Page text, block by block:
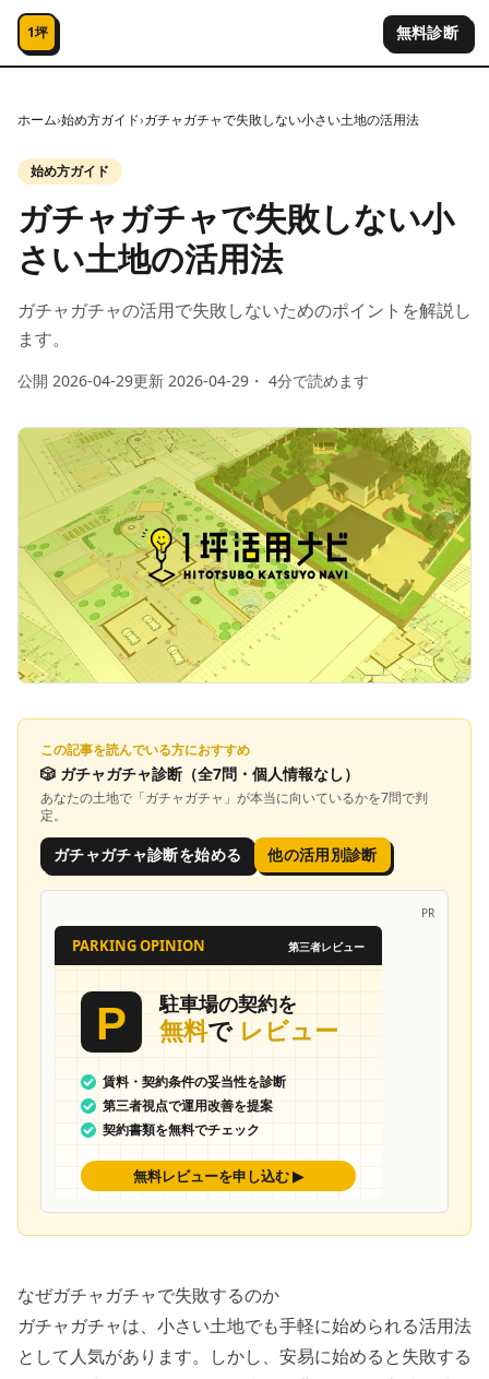
コンテンツへスキップ
1坪 無料診断
ホーム›始め方ガイド›ガチャガチャで失敗しない小さい土地の活用法
始め方ガイド
ガチャガチャで失敗しない小
さい土地の活用法
ガチャガチャの活用で失敗しないためのポイントを解説し
ます。
公開 2026-04-29更新 2026-04-29 ・ 4分で読めます
この記事を読んでいる方におすすめ
🎲 ガチャガチャ診断 （全7問・個人情報なし）
あなたの土地で「ガチャガチャ 」が本当に向いているかを7問で判
定。
ガチャガチャ診断を始める 他の活用別診断
PR
なぜガチャガチャで失敗するのか
ガチャガチャは、小さい土地でも手軽に始められる活用法
として人気があります。しかし、安易に始めると失敗する